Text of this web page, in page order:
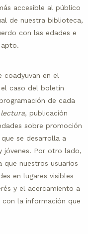
accesible al público
de nuestra biblioteca,
con las edades e
coadyuvan en el
caso del boletín
de cada
, publicación
sobre promoción
se desarrolla a
jóvenes. Por otro lado,
nuestros usuarios
en lugares visibles
y el acercamiento a
la información que